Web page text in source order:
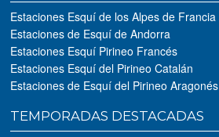
Estaciones Esquí de los Alpes de Francia
Estaciones de Esquí de Andorra
Estaciones Esquí Pirineo Francés
Estaciones Esquí del Pirineo Catalán
Estaciones de Esquí del Pirineo Aragonés
TEMPORADAS DESTACADAS